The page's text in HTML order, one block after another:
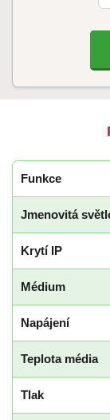
Funkce
Jmenovitá
Krytí IP
Médium
Napájení
Teplota média
Tlak